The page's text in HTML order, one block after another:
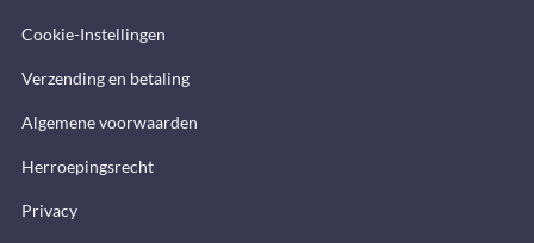
Cookie-Instellingen
Verzending en betaling
Algemene voorwaarden
Herroepingsrecht
Privacy